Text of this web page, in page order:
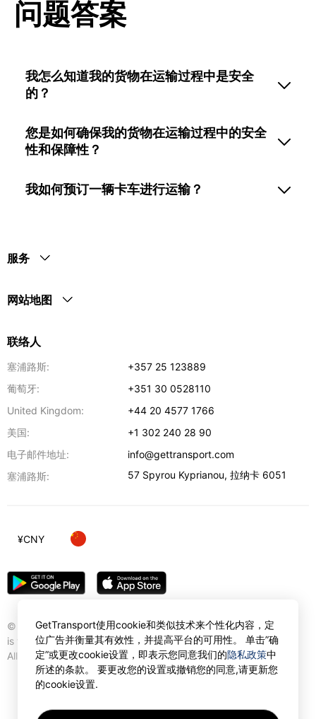
问题答案
我怎么知道我的货物在运输过程中是安全
的？
您是如何确保我的货物在运输过程中的安全
性和保障性？
我如何预订一辆卡车进行运输？
服务
网站地图
联络人
塞浦路斯:
+357 25 123889
葡萄牙:
+351 30 0528110
United Kingdom:
+44 20 4577 1766
美国:
+1 302 240 28 90
电子邮件地址:
info@gettransport.com
塞浦路斯:
57 Spyrou Kyprianou,拉纳卡 6051
© Gettransport International Limited. GetTransport®
is trademark of Gettransport International Limited.
All rights reserved.
¥CNY
GetTransport使用cookie和类似技术来个性化内容，定
位广告并衡量其有效性，并提高平台的可用性。 单击”确
定”或更改cookie设置，即表示您同意我们的隐私政策中
所述的条款。 要更改您的设置或撤销您的同意,请更新您
的cookie设置.